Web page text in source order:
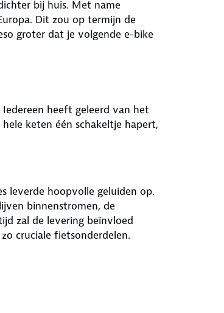
bij huis. Met name
Dit zou op termijn de
groter dat je volgende e-bike
heeft geleerd van het
keten één schakeltje hapert,
leverde hoopvolle geluiden op.
binnenstromen, de
zal de levering beïnvloed
cruciale fietsonderdelen.